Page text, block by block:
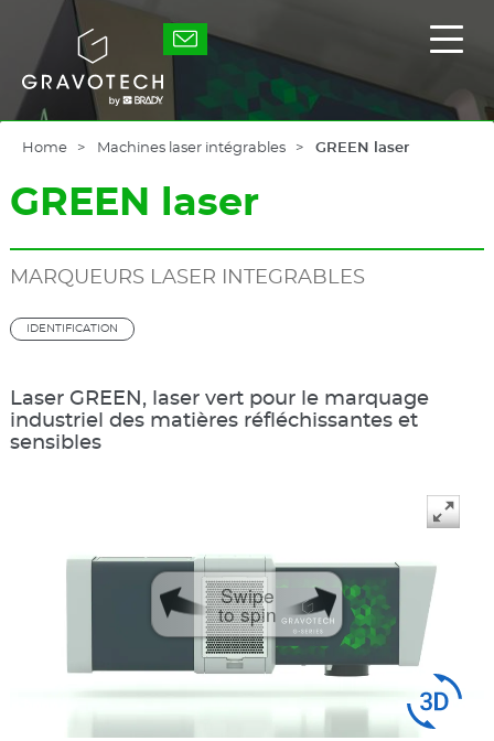
main
content
Gravotech
Home Machines laser intégrables GREEN laser
GREEN laser
MARQUEURS LASER INTEGRABLES
IDENTIFICATION
Laser GREEN, laser vert pour le marquage
industriel des matières réfléchissantes et
sensibles
Swipe
to spin